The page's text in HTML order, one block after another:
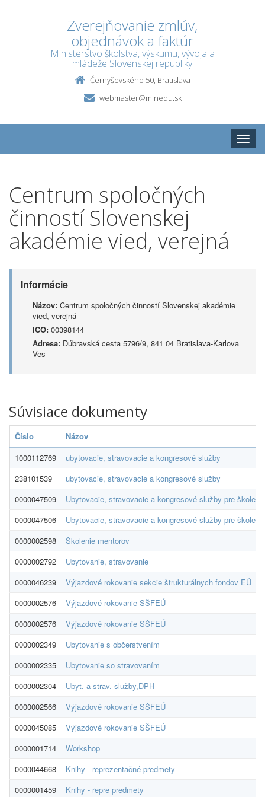
Zverejňovanie zmlúv,
objednávok a faktúr
Ministerstvo školstva, výskumu, vývoja a
mládeže Slovenskej republiky
Černyševského 50, Bratislava
webmaster@minedu.sk
Toggle
Centrum spoločných
činností Slovenskej
akadémie vied, verejná
Informácie
Názov: Centrum spoločných činností Slovenskej akadémie
vied, verejná
IČO: 00398144
Adresa: Dúbravská cesta 5796/9, 841 04 Bratislava-Karlova
Ves
Súvisiace dokumenty
Číslo
Názov
1000112769
ubytovacie, stravovacie a kongresové služby
238101539
ubytovacie, stravovacie a kongresové služby
0000047509
Ubytovacie, stravovacie a kongresové služby pre
0000047506
Ubytovacie, stravovacie a kongresové služby pre
0000002598
Školenie mentorov
0000002792
Ubytovanie, stravovanie
0000046239
Výjazdové rokovanie sekcie štrukturálnych fondov EÚ
0000002576
Výjazdové rokovanie SŠFEÚ
0000002576
Výjazdové rokovanie SŠFEÚ
0000002349
Ubytovanie s občerstvením
0000002335
Ubytovanie so stravovaním
0000002304
Ubyt. a strav. služby,DPH
0000002566
Výjazdové rokovanie SŠFEÚ
0000045085
Výjazdové rokovanie SŠFEÚ
0000001714
Workshop
0000044668
Knihy - reprezentačné predmety
0000001459
Knihy - repre predmety